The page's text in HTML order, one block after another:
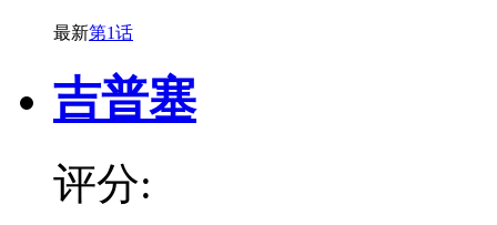
最新第1话
吉普塞
评分: